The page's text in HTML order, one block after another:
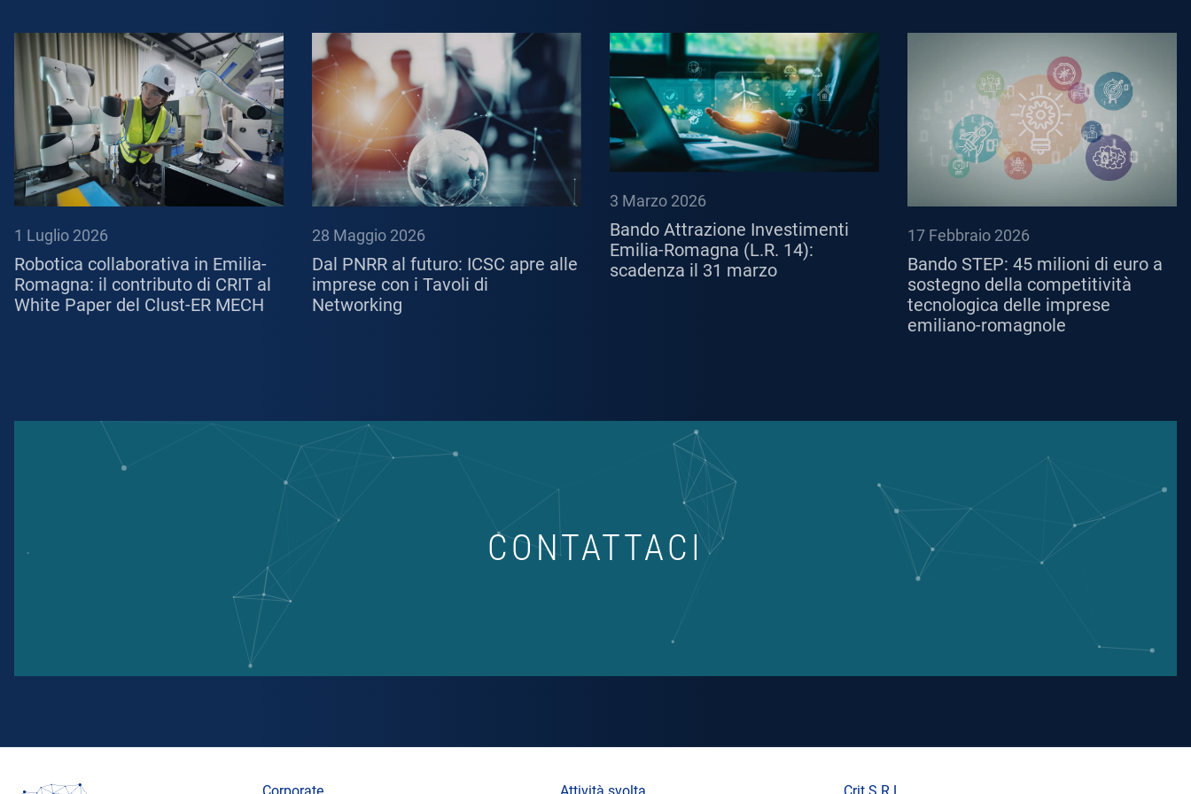
1 Luglio 2026
Robotica collaborativa in Emilia-
Romagna: il contributo di CRIT al
White Paper del Clust-ER MECH
28 Maggio 2026
Dal PNRR al futuro: ICSC apre alle
imprese con i Tavoli di
Networking
3 Marzo 2026
Bando Attrazione Investimenti
Emilia-Romagna (L.R. 14):
scadenza il 31 marzo
17 Febbraio 2026
Bando STEP: 45 milioni di euro a
sostegno della competitività
tecnologica delle imprese
emiliano-romagnole
CONTATTACI